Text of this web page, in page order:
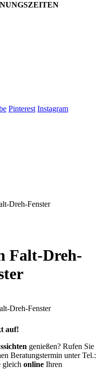
Pinterest Instagram
Dreh-Fenster
Falt-Dreh-
auf!
genießen? Rufen Sie
Beratungstermin unter Tel.:
gleich online Ihren